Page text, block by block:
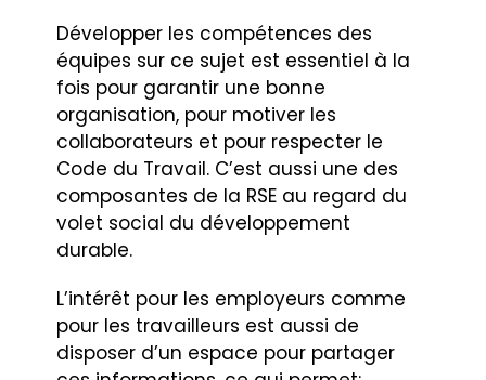
Développer les compétences des
équipes sur ce sujet est essentiel à la
fois pour garantir une bonne
organisation, pour motiver les
collaborateurs et pour respecter le
Code du Travail. C’est aussi une des
composantes de la RSE au regard du
volet social du développement
durable.
L’intérêt pour les employeurs comme
pour les travailleurs est aussi de
disposer d’un espace pour partager